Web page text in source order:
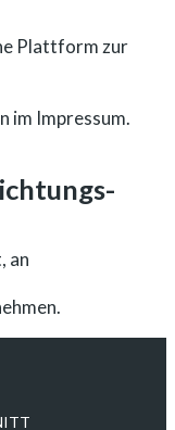
Plattform zur
im Impressum.
an